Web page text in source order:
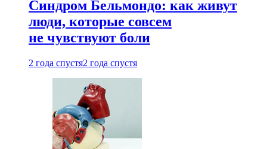
Синдром Бельмондо: как живут
люди, которые совсем
не чувствуют боли
2 года спустя2 года спустя